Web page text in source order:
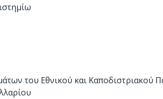
του Εθνικού και Καποδιστριακού